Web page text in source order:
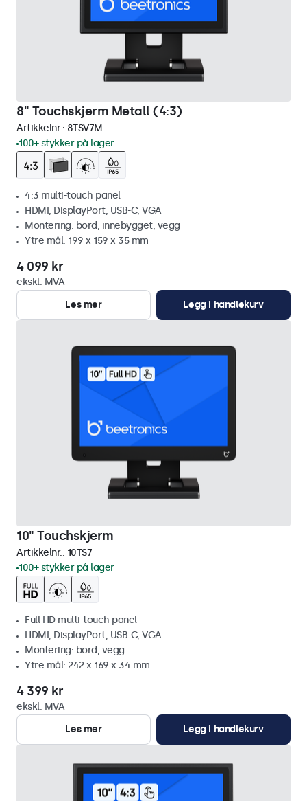
8" Touchskjerm Metall (4:3)
Artikkelnr.: 8TSV7M
100+ stykker på lager
4:3 multi-touch panel
HDMI, DisplayPort, USB-C, VGA
Montering: bord, innebygget, vegg
Ytre mål: 199 x 159 x 35 mm
4 099 kr
ekskl. MVA
Les mer
Legg i handlekurv
10" Touchskjerm
Artikkelnr.: 10TS7
100+ stykker på lager
Full HD multi-touch panel
HDMI, DisplayPort, USB-C, VGA
Montering: bord, vegg
Ytre mål: 242 x 169 x 34 mm
4 399 kr
ekskl. MVA
Les mer
Legg i handlekurv